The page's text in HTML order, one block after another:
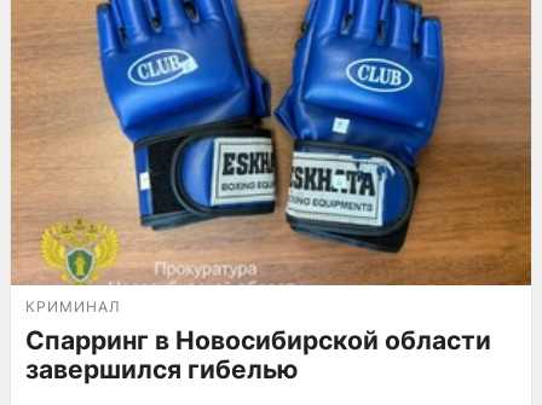
КРИМИНАЛ
Спарринг в Новосибирской области
завершился гибелью